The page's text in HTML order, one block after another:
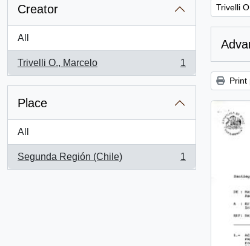
Creator
All
Trivelli O., Marcelo
, 1 results
1
Place
All
Segunda Región (Chile)
, 1 results
1
Remove
Trivelli
Print